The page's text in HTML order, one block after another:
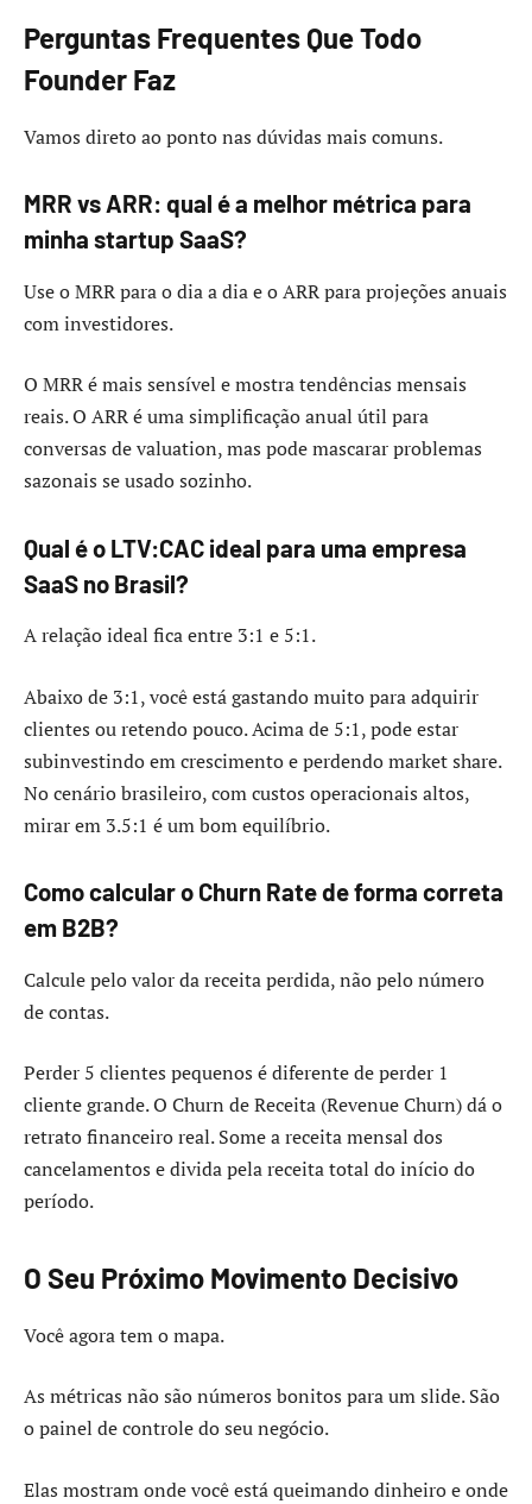
Perguntas Frequentes Que Todo
Founder Faz
Vamos direto ao ponto nas dúvidas mais comuns.
MRR vs ARR: qual é a melhor métrica para
minha startup SaaS?
Use o MRR para o dia a dia e o ARR para projeções anuais
com investidores.
O MRR é mais sensível e mostra tendências mensais
reais. O ARR é uma simplificação anual útil para
conversas de valuation, mas pode mascarar problemas
sazonais se usado sozinho.
Qual é o LTV:CAC ideal para uma empresa
SaaS no Brasil?
A relação ideal fica entre 3:1 e 5:1.
Abaixo de 3:1, você está gastando muito para adquirir
clientes ou retendo pouco. Acima de 5:1, pode estar
subinvestindo em crescimento e perdendo market share.
No cenário brasileiro, com custos operacionais altos,
mirar em 3.5:1 é um bom equilíbrio.
Como calcular o Churn Rate de forma correta
em B2B?
Calcule pelo valor da receita perdida, não pelo número
de contas.
Perder 5 clientes pequenos é diferente de perder 1
cliente grande. O Churn de Receita (Revenue Churn) dá o
retrato financeiro real. Some a receita mensal dos
cancelamentos e divida pela receita total do início do
período.
O Seu Próximo Movimento Decisivo
Você agora tem o mapa.
As métricas não são números bonitos para um slide. São
o painel de controle do seu negócio.
Elas mostram onde você está queimando dinheiro e onde